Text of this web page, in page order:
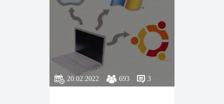
20.02.2022 693 3